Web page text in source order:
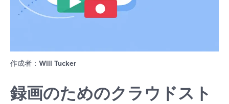
作成者： Will Tucker
録画のためのクラウドスト